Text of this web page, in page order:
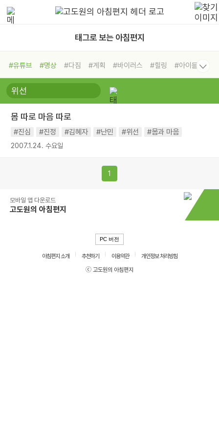
태그로 보는 아침편지
#유튜브 #명상 #다짐 #계획 #바이러스 #힐링
#아이들
#비전캠프
#독서캠프 #삶
#희망
#나눔 #친구 #링컨학교
#독서
#건강 #면역력
몸 따로 마음 따로
#진심 #진정 #김혜자 #난민 #위선 #몸과 마음
2007.1.24. 수요일
1
모바일 앱 다운로드
고도원의 아침편지
PC 버전
아침편지 소개 추천하기 이용약관
개인정보 처리방침
ⓒ 고도원의 아침편지